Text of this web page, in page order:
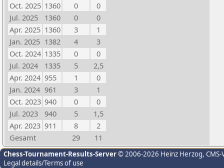
Oct. 2025 1360 0
0
Jul. 2025
1360 0
0
Apr. 2025 1360 3
1
Jan. 2025 1382 4
3
Oct. 2024 1335 0
0
Jul. 2024
1335 5
2,5
Apr. 2024 955 1
0
Jan. 2024 961 3
1
Oct. 2023 940 0
0
Jul. 2023
940 5
1,5
Apr. 2023 911 8
2
Gesamt
29 11
Chess-Tournament-Results-Server© 2006-2026 Heinz Herzog,
Legal details/Terms of use